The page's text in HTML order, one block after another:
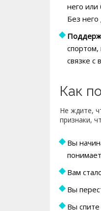
него или
Без
спортом,
связке
Как
Не ждите,
признаки,
Вы
Вам
Вы
Вы